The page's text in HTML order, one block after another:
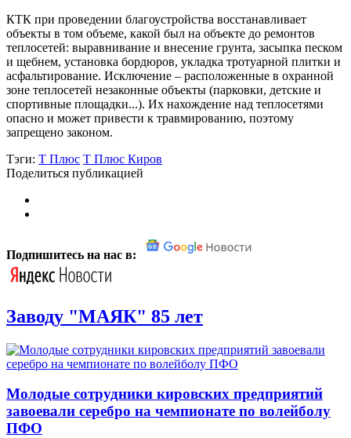
КТК при проведении благоустройства восстанавливает
объекты в том объеме, какой был на объекте до ремонтов
теплосетей: выравнивание и внесение грунта, засыпка песком
и щебнем, установка бордюров, укладка тротуарной плитки и
асфальтирование. Исключение – расположенные в охранной
зоне теплосетей незаконные объекты (парковки, детские и
спортивные площадки...). Их нахождение над теплосетями
опасно и может привести к травмированию, поэтому
запрещено законом.
Тэги: Т Плюс Т Плюс Киров
Поделиться публикацией
Подпишитесь на нас в:
Заводу "МАЯК" 85 лет
Молодые сотрудники кировских предприятий
завоевали серебро на чемпионате по волейболу
ПФО